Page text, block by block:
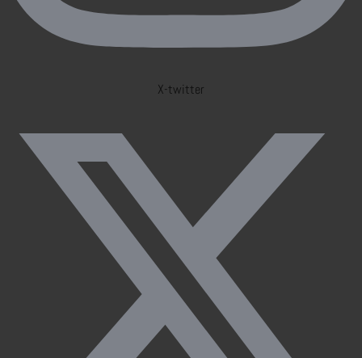
X-twitter